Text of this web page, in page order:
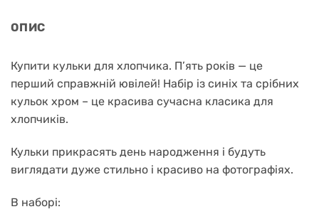
ОПИС
Купити кульки для хлопчика. П’ять років — це
перший справжній ювілей! Набір із синіх та срібних
кульок хром – це красива сучасна класика для
хлопчиків.
Кульки прикрасять день народження і будуть
виглядати дуже стильно і красиво на фотографіях.
В наборі: